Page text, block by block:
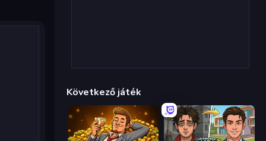
Következő játék